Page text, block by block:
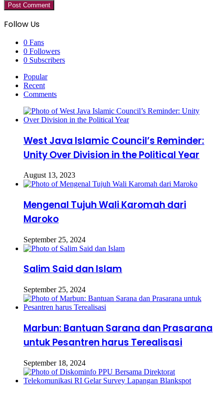
Follow Us
0 Fans
0 Followers
0 Subscribers
Popular
Recent
Comments
West Java Islamic Council’s Reminder:
Unity Over Division in the Political Year
August 13, 2023
Mengenal Tujuh Wali Karomah dari
Maroko
September 25, 2024
Salim Said dan Islam
September 25, 2024
Marbun: Bantuan Sarana dan Prasarana
untuk Pesantren harus Terealisasi
September 18, 2024